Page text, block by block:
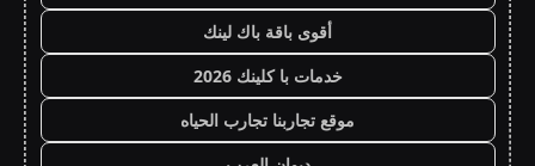
أقوى باقة باك لينك
خدمات با كلينك 2026
موقع تجاربنا تجارب الحياه